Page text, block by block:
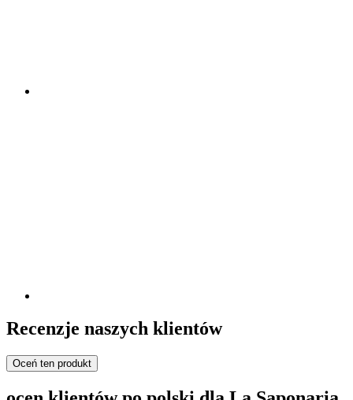
Recenzje naszych klientów
Oceń ten produkt